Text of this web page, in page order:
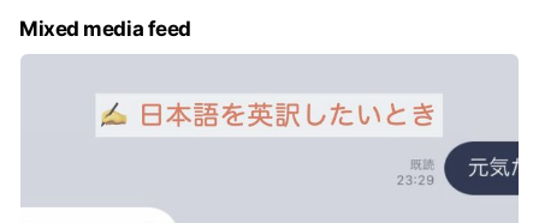
Mixed media feed